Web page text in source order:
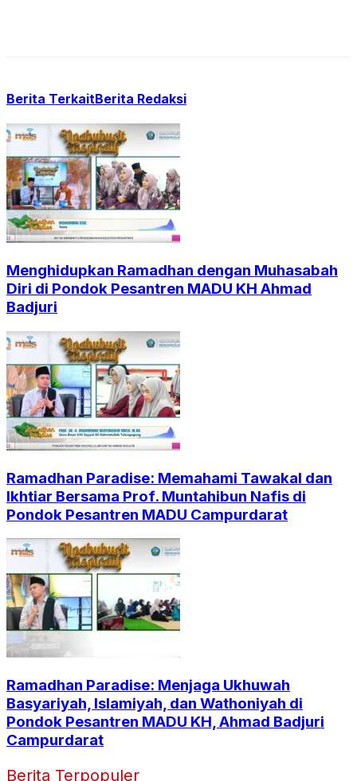
Berita TerkaitBerita Redaksi
Menghidupkan Ramadhan dengan Muhasabah
Diri di Pondok Pesantren MADU KH Ahmad
Badjuri
Ramadhan Paradise: Memahami Tawakal dan
Ikhtiar Bersama Prof. Muntahibun Nafis di
Pondok Pesantren MADU Campurdarat
Ramadhan Paradise: Menjaga Ukhuwah
Basyariyah, Islamiyah, dan Wathoniyah di
Pondok Pesantren MADU KH, Ahmad Badjuri
Campurdarat
Berita Terpopuler